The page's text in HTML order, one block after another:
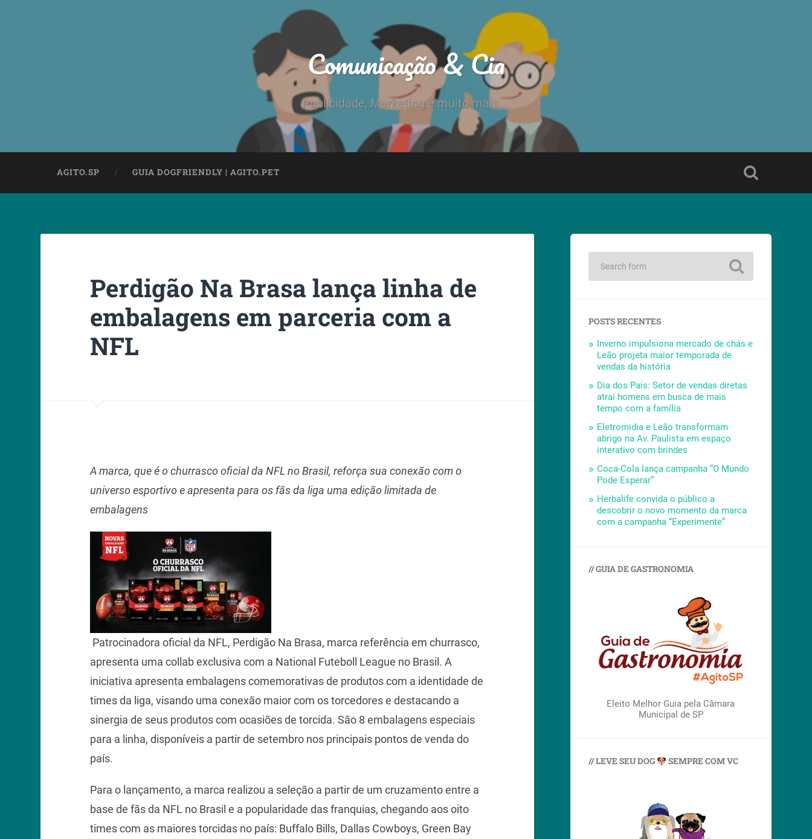
Comunicação & Cia
Publicidade, Marketing e muito mais....
AGITO.SP GUIA DOGFRIENDLY | AGITO.PET
Perdigão Na Brasa lança linha de
embalagens em parceria com a
NFL
A marca, que é o churrasco oficial da NFL no Brasil, reforça sua conexão com o
universo esportivo e apresenta para os fãs da liga uma edição limitada de
embalagens
Patrocinadora oficial da NFL, Perdigão Na Brasa, marca referência em churrasco,
apresenta uma collab exclusiva com a National Futeboll League no Brasil. A
iniciativa apresenta embalagens comemorativas de produtos com a identidade de
times da liga, visando uma conexão maior com os torcedores e destacando a
sinergia de seus produtos com ocasiões de torcida. São 8 embalagens especiais
para a linha, disponíveis a partir de setembro nos principais pontos de venda do
país.
Para o lançamento, a marca realizou a seleção a partir de um cruzamento entre a
base de fãs da NFL no Brasil e a popularidade das franquias, chegando aos oito
times com as maiores torcidas no país: Buffalo Bills, Dallas Cowboys, Green Bay
POSTS RECENTES
Inverno impulsiona mercado de chás e
Leão projeta maior temporada de
vendas da história
Dia dos Pais: Setor de vendas diretas
atrai homens em busca de mais
tempo com a família
Eletromidia e Leão transformam
abrigo na Av. Paulista em espaço
interativo com brindes
Coca-Cola lança campanha “O Mundo
Pode Esperar”
Herbalife convida o público a
descobrir o novo momento da marca
com a campanha “Experimente”
// GUIA DE GASTRONOMIA
Eleito Melhor Guia pela Câmara
Municipal de SP
// LEVE SEU DOG SEMPRE COM VC